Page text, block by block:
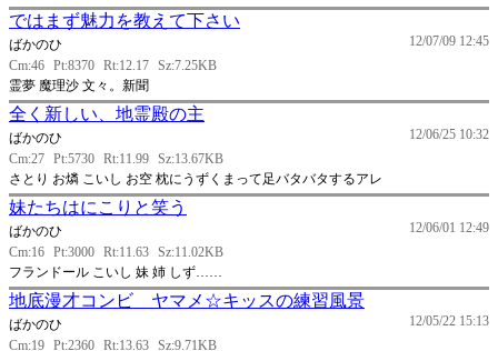
ではまず魅力を教えて下さい
12/07/09 12:45
ばかのひ
Cm:46 Pt:8370 Rt:12.17 Sz:7.25KB
霊夢 魔理沙 文々。新聞
全く新しい、地霊殿の主
12/06/25 10:32
ばかのひ
Cm:27 Pt:5730 Rt:11.99 Sz:13.67KB
さとり お燐 こいし お空 枕にうずくまって足バタバタするアレ
妹たちはにこりと笑う
12/06/01 12:49
ばかのひ
Cm:16 Pt:3000 Rt:11.63 Sz:11.02KB
フランドール こいし 妹 姉 しず……
地底漫才コンビ ヤマメ☆キッスの練習風景
12/05/22 15:13
ばかのひ
Cm:19 Pt:2360 Rt:13.63 Sz:9.71KB